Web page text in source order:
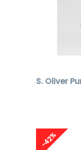
S. Oliver
-42%